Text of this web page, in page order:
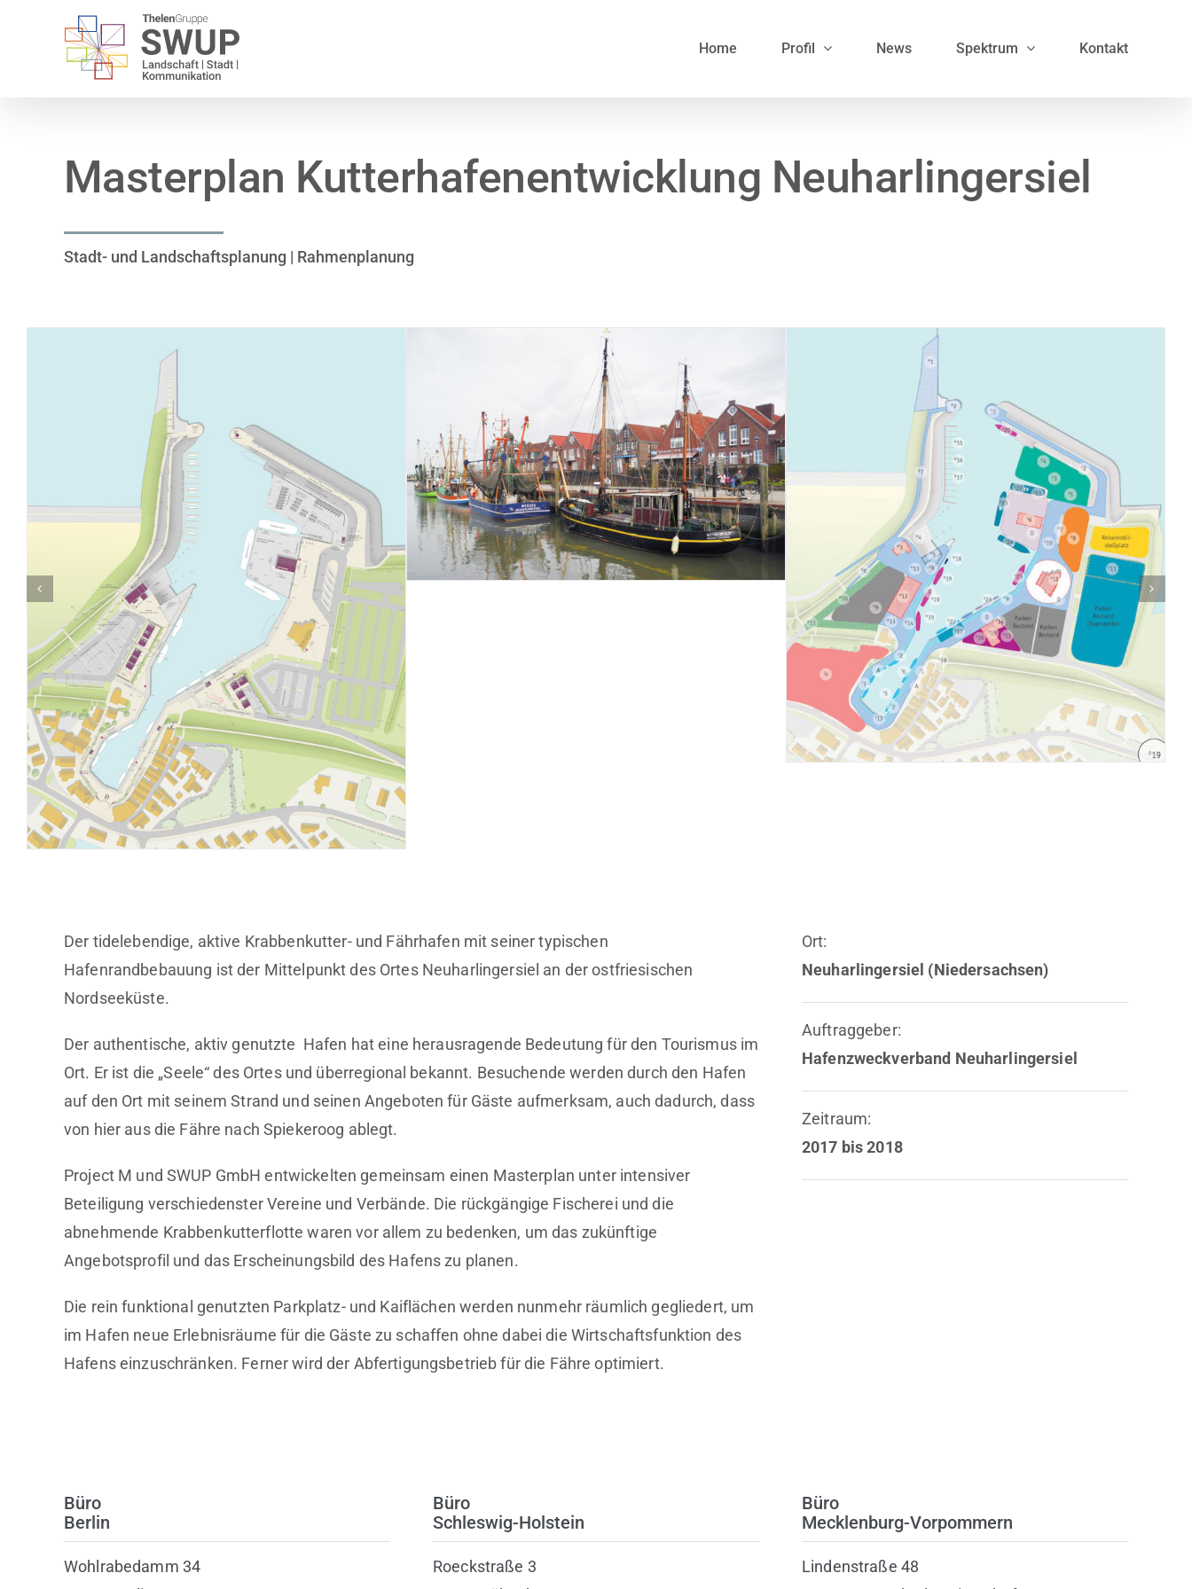
Home Profil News Spektrum Kontakt
Masterplan Kutterhafenentwicklung Neuharlingersiel
Stadt- und Landschaftsplanung | Rahmenplanung
Der tidelebendige, aktive Krabbenkutter- und Fährhafen mit seiner typischen
Hafenrandbebauung ist der Mittelpunkt des Ortes Neuharlingersiel an der ostfriesischen
Nordseeküste.
Der authentische, aktiv genutzte Hafen hat eine herausragende Bedeutung für den Tourismus im
Ort. Er ist die „Seele“ des Ortes und überregional bekannt. Besuchende werden durch den Hafen
auf den Ort mit seinem Strand und seinen Angeboten für Gäste aufmerksam, auch dadurch, dass
von hier aus die Fähre nach Spiekeroog ablegt.
Project M und SWUP GmbH entwickelten gemeinsam einen Masterplan unter intensiver
Beteiligung verschiedenster Vereine und Verbände. Die rückgängige Fischerei und die
abnehmende Krabbenkutterflotte waren vor allem zu bedenken, um das zukünftige
Angebotsprofil und das Erscheinungsbild des Hafens zu planen.
Die rein funktional genutzten Parkplatz- und Kaiflächen werden nunmehr räumlich gegliedert, um
im Hafen neue Erlebnisräume für die Gäste zu schaffen ohne dabei die Wirtschaftsfunktion des
Hafens einzuschränken. Ferner wird der Abfertigungsbetrieb für die Fähre optimiert.
Ort:
Neuharlingersiel (Niedersachsen)
Auftraggeber:
Hafenzweckverband Neuharlingersiel
Zeitraum:
2017 bis 2018
Büro
Berlin
Wohlrabedamm 34
Büro
Schleswig-Holstein
Roeckstraße 3
Büro
Mecklenburg-Vorpommern
Lindenstraße 48